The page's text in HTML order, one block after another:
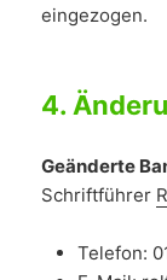
eingezogen.
4.
Geänderte
Schriftführer
Telefon: